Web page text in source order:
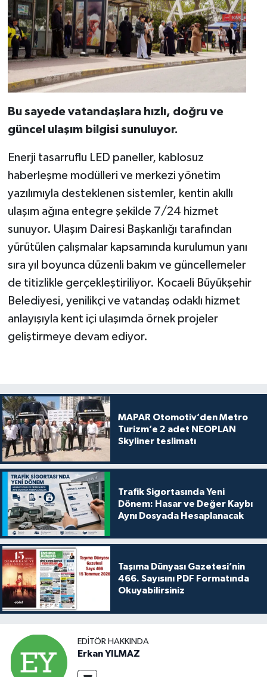
Bu sayede vatandaşlara hızlı, doğru ve
güncel ulaşım bilgisi sunuluyor.
Enerji tasarruflu LED paneller, kablosuz
haberleşme modülleri ve merkezi yönetim
yazılımıyla desteklenen sistemler, kentin akıllı
ulaşım ağına entegre şekilde 7/24 hizmet
sunuyor. Ulaşım Dairesi Başkanlığı tarafından
yürütülen çalışmalar kapsamında kurulumun yanı
sıra yıl boyunca düzenli bakım ve güncellemeler
de titizlikle gerçekleştiriliyor. Kocaeli Büyükşehir
Belediyesi, yenilikçi ve vatandaş odaklı hizmet
anlayışıyla kent içi ulaşımda örnek projeler
geliştirmeye devam ediyor.
MAPAR Otomotiv’den Metro
Turizm’e 2 adet NEOPLAN
Skyliner teslimatı
Trafik Sigortasında Yeni
Dönem: Hasar ve Değer Kaybı
Aynı Dosyada Hesaplanacak
Taşıma Dünyası Gazetesi’nin
466. Sayısını PDF Formatında
Okuyabilirsiniz
EDITÖR HAKKINDA
Erkan YILMAZ